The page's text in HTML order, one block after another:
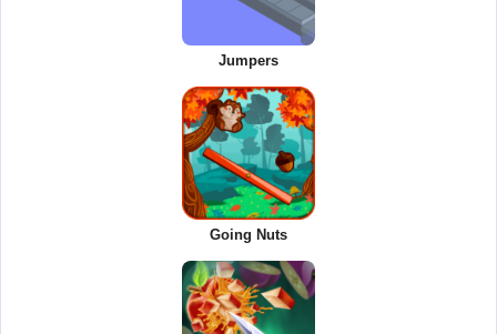
Jumpers
Going Nuts